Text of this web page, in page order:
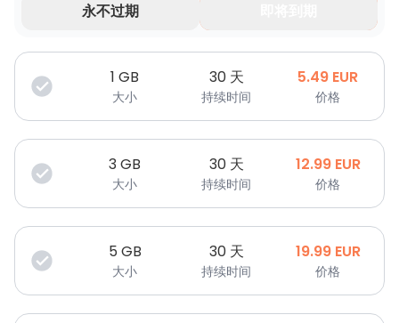
永不过期
您的数据在有限时间内有效。
1 GB
大小
30 天
持续时间
5.49 EUR
价格
3GB
大小
30 天
持续时间
12.99 EUR
价格
5 GB
大小
30 天
持续时间
19.99 EUR
价格